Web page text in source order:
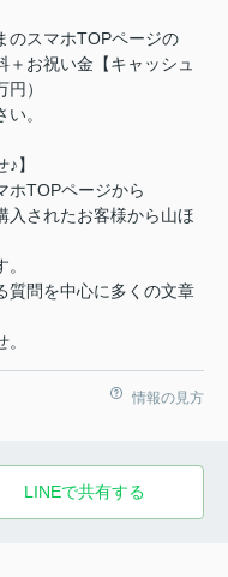
のスマホTOPページの
＋お祝い金【キャッシュ
）
。
】
ホTOPページから
入されたお客様から山ほ
質問を中心に多くの文章
情報の見方
LINEで共有する